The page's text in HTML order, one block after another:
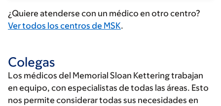
¿Quiere atenderse con un médico en otro centro?
Ver todos los centros de MSK.
Colegas
Los médicos del Memorial Sloan Kettering trabajan
en equipo, con especialistas de todas las áreas. Esto
nos permite considerar todas sus necesidades en